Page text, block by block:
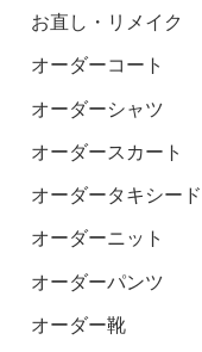
お直し・リメイク
オーダーコート
オーダーシャツ
オーダースカート
オーダータキシード
オーダーニット
オーダーパンツ
オーダー靴